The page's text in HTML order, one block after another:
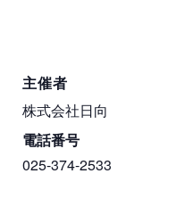
主催者
株式会社日向
電話番号
025-374-2533